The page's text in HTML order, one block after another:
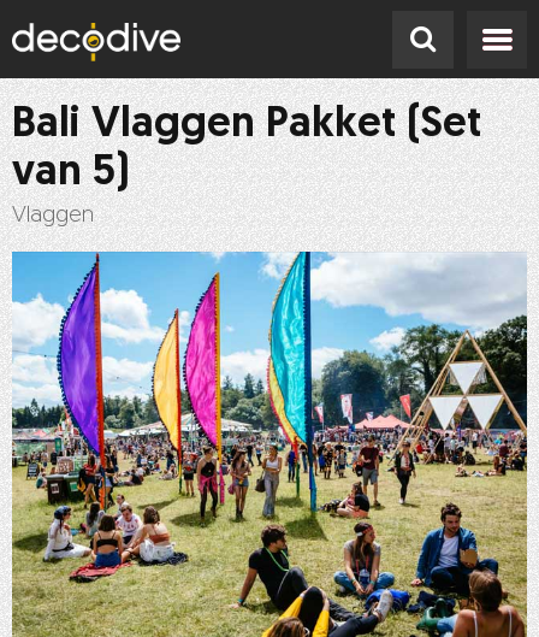
Bali Vlaggen Pakket (Set
van 5)
Vlaggen